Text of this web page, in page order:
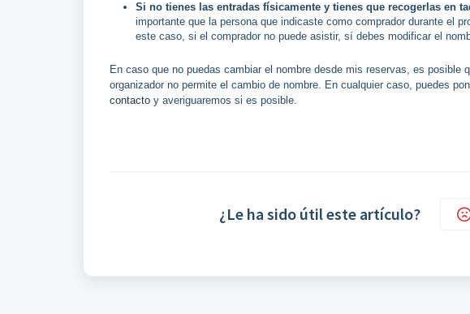
Si no tienes las entradas físicamente y tienes que recogerlas en
importante que la persona que indicaste como comprador durante el
este caso, si el comprador no puede asistir, sí debes modificar el
En caso que no puedas cambiar el nombre desde mis reservas, es posible
organizador no permite el cambio de nombre. En cualquier caso, puedes
contacto y averiguaremos si es posible.
¿Le ha sido útil este artículo?